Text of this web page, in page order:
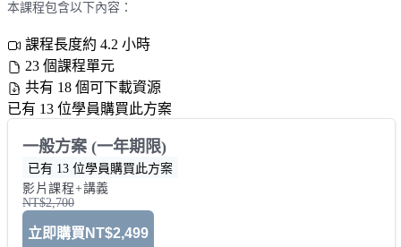
本課程包含以下內容：
課程長度約 4.2 小時
23 個課程單元
共有 18 個可下載資源
已有 13 位學員購買此方案
一般方案 (一年期限)
已有 13 位學員購買此方案
影片課程+講義
NT$2,700
立即購買 NT$2,499